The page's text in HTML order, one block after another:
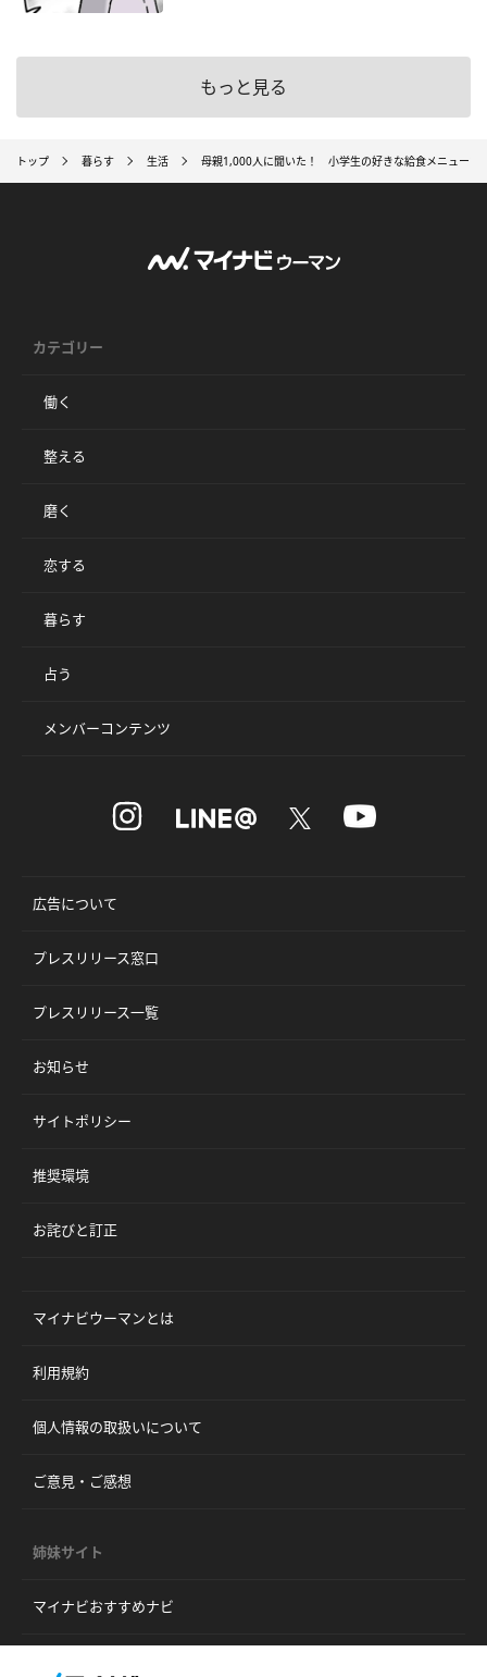
もっと見る
トップ 暮らす 生活 母親1,000人に聞いた！ 小学生の好きな給食メニュー1
カテゴリー
働く
整える
磨く
恋する
暮らす
占う
メンバーコンテンツ
広告について
プレスリリース窓口
プレスリリース一覧
お知らせ
サイトポリシー
推奨環境
お詫びと訂正
マイナビウーマンとは
利用規約
個人情報の取扱いについて
ご意見・ご感想
姉妹サイト
マイナビおすすめナビ